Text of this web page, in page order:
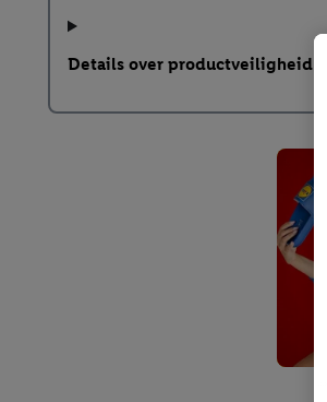
Details over productveiligheid